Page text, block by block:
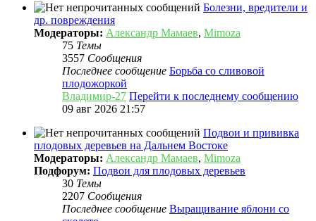
Болезни, вредители и
др. повреждения
Модераторы: Александр Мамаев, Mimoza
75 Темы
3557 Сообщения
Последнее сообщение Борьба со сливовой
плодожоркой
Владимир-27 Перейти к последнему сообщению
09 авг 2026 21:57
Подвои и прививка
плодовых деревьев на Дальнем Востоке
Модераторы: Александр Мамаев, Mimoza
Подфорум: Подвои для плодовых деревьев
30 Темы
2207 Сообщения
Последнее сообщение Выращивание яблони со